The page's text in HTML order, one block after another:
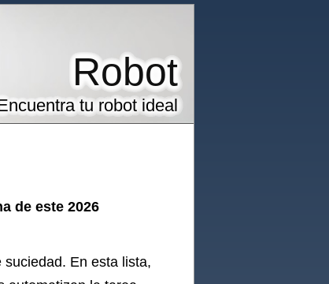
Robot
tu robot ideal
de este 2026
En esta lista,